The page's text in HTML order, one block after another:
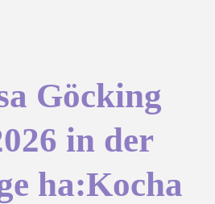
Göcking
in der
ha:Kocha